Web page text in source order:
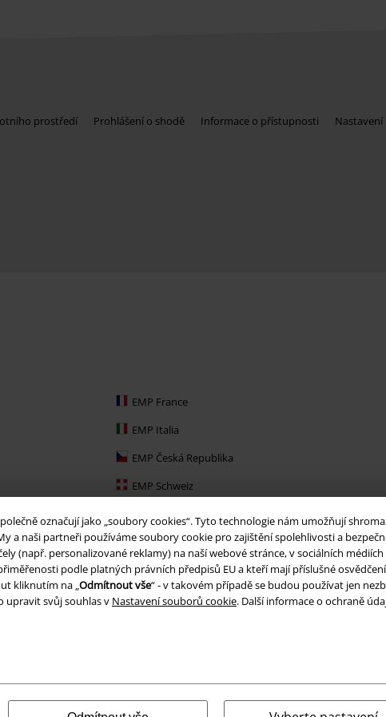
označují jako „soubory cookies“. Tyto technologie nám umožňují
a naši partneři používáme soubory cookie pro zajištění spolehlivosti a
(např. personalizované reklamy) na naší webové stránce, v sociálních
podle platných právních předpisů EU a kteří mají příslušné
kliknutím na „Odmítnout vše“ - v takovém případě se budou používat jen
upravit svůj souhlas v Nastavení souborů cookie. Další informace o ochraně
prostředí Prohlášení o shodě Informace o přístupnosti
EMP France
EMP Italia
EMP Česká Republika
EMP Schweiz
EMP Ireland
EMP Sverige
Large Nederland
EMP Slovensko